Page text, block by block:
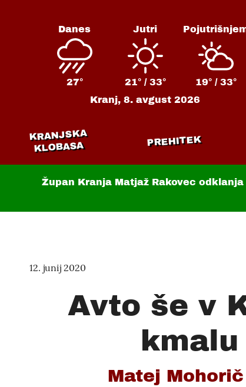
Danes
27°
Jutri
21° / 33° 19° / 33°
Kranj,8. avgust 2026
KRANJSKA
KLOBASA PREHITEK
Župan Kranja Matjaž Rakovec
12. junij 2020
Avto še v
Matej